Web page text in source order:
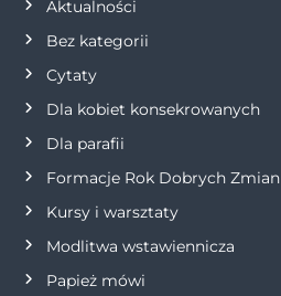
c
j
a
w
p
i
Aktualności
Bez kategorii
Cytaty
Dla kobiet konsekrowanych
Dla parafii
Formacje Rok Dobrych Zmian
Kursy i warsztaty
Modlitwa wstawiennicza
Papież mówi